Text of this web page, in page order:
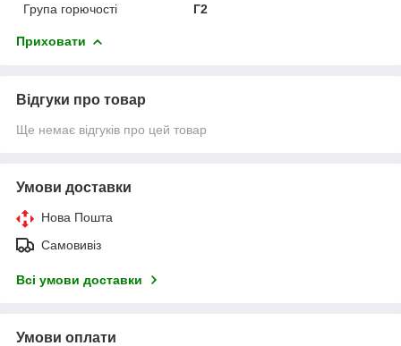
Група горючості
Г2
Приховати
Відгуки про товар
Ще немає відгуків про цей товар
Умови доставки
Нова Пошта
Самовивіз
Всі умови доставки
Умови оплати